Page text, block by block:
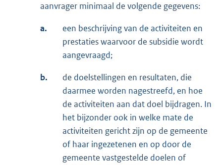
aanvrager minimaal de volgende gegevens:
a.
een beschrijving van de activiteiten en
prestaties waarvoor de subsidie wordt
aangevraagd;
b.
de doelstellingen en resultaten, die
daarmee worden nagestreefd, en hoe
de activiteiten aan dat doel bijdragen. In
het bijzonder ook in welke mate de
activiteiten gericht zijn op de gemeente
of haar ingezetenen en op door de
gemeente vastgestelde doelen of